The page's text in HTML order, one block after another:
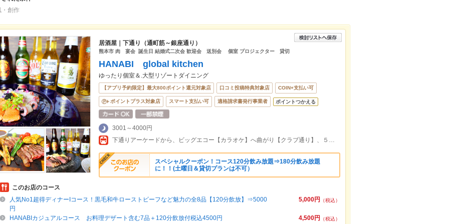
・創作
居酒屋｜下通り（通町筋～銀座通り）
熊本市 肉 宴会 誕生日 結婚式二次会 歓迎会 送別会 個室 プロジェクター 貸切
HANABI global kitchen
ゆったり個室＆.大型リゾートダイニング
【アプリ予約限定】最大800ポイント還元対象店 口コミ投稿特典対象店 COIN+支払い可
ポイントプラス対象店 スマート支払い可 適格請求書発行事業者 ポイントつかえる
3001～4000円
下通りアーケードから、ビッグエコー【カラオケ】へ曲がり【クラブ通り】、５０m先の左手のビル【たそがれ東館】の地下
スペシャルクーポン！コース120分飲み放題⇒180分飲み放題
に！！(土曜日＆貸切プランは不可）
このお店のコース
5,000円
（税込）
人気No1超得ディナーIコース！黒毛和牛ローストビーフなど魅力の全8品【120分飲放】⇒5000
円
4,500円
（税込）
HANABIカジュアルコース お料理デザート含む7品＋120分飲放付税込4500円